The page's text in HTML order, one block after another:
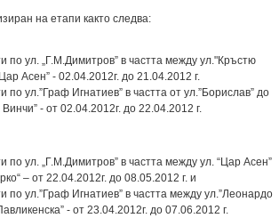
на етапи както следва:
по ул. „Г.М.Димитров” в частта между ул."Кръстю
Асен” - 02.04.2012г. до 21.04.2012 г.
по ул.”Граф Игнатиев” в частта от ул.”Борислав” до
- от 02.04.2012г. до 22.04.2012 г.
по ул. „Г.М.Димитров” в частта между ул. “Цар Асен”
– от 22.04.2012г. до 08.05.2012 г. и
по ул.”Граф Игнатиев” в частта между ул.”Леонардо
- от 23.04.2012г. до 07.06.2012 г.